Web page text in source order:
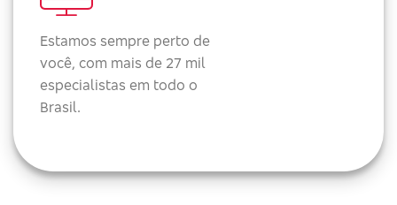
Estamos sempre perto de
você, com mais de 27 mil
especialistas em todo o
Brasil.